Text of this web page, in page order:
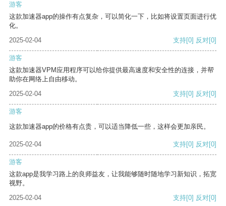
游客
这款加速器app的操作有点复杂，可以简化一下，比如将设置页面进行优
化。
2025-02-04
支持[0] 反对[0]
游客
这款加速器VPM应用程序可以给你提供最高速度和安全性的连接，并帮
助你在网络上自由移动。
2025-02-04
支持[0] 反对[0]
游客
这款加速器app的价格有点贵，可以适当降低一些，这样会更加亲民。
2025-02-04 支持[0] 反对[0]
游客
这款app是我学习路上的良师益友，让我能够随时随地学习新知识，拓宽
视野。
2025-02-04
支持[0] 反对[0]